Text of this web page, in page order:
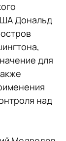
Дональд
для
над